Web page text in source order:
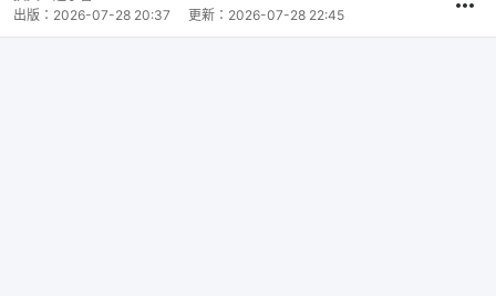
出版： 2026-07-28 20:37 更新： 2026-07-28 22:45